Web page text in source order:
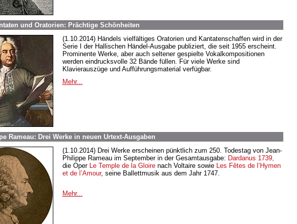
und Oratorien: Prächtige Schönheiten
(1.10.2014) Händels vielfältiges Oratorien und Kantatenschaffen wird in der
Serie I der Hallischen Händel-Ausgabe publiziert, die seit 1955 erscheint.
Prominente Werke, aber auch seltener gespielte Vokalkompositionen
werden eindrucksvolle 32 Bände füllen. Für viele Werke sind
Klavierauszüge und Aufführungsmaterial verfügbar.
Mehr...
Rameau: Drei Werke in neuen Urtext-Ausgaben
(1.10.2014) Drei Werke erscheinen pünktlich zum 250. Todestag von Jean-
Philippe Rameau im September in der Gesamtausgabe: Dardanus 1739,
die Oper Le Temple de la Gloirenach Voltaire sowie Les Fêtes de l’Hymen
et de l’Amour, seine Ballettmusik aus dem Jahr 1747.
Mehr...